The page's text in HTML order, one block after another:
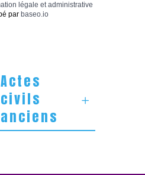
légale et administrative
par baseo.io
Actes
civils
anciens